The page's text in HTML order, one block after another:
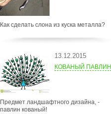
Как сделать слона из куска металла?
13.12.2015
КОВАНЫЙ ПАВЛИН
Предмет ландшафтного дизайна, -
павлин кованый!